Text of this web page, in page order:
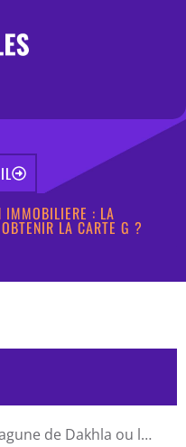
IMMOBILIERE : LA
LA CARTE G ?
Kitesurf stage Maroc : la lagune de Dakhla ou les vagues d’Essaouira ?